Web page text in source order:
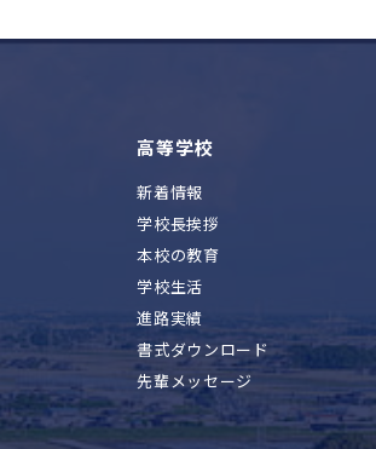
高等学校
新着情報
学校長挨拶
本校の教育
学校生活
進路実績
書式ダウンロード
先輩メッセージ